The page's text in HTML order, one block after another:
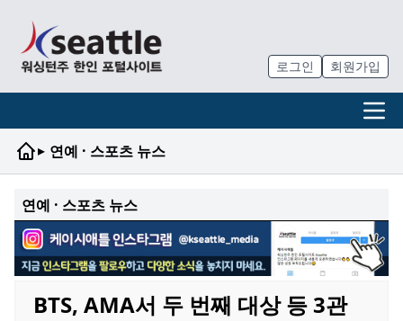
로그인 회원가입
▸ 연예 · 스포츠 뉴스
연예 · 스포츠 뉴스
BTS, AMA서 두 번째 대상 등 3관